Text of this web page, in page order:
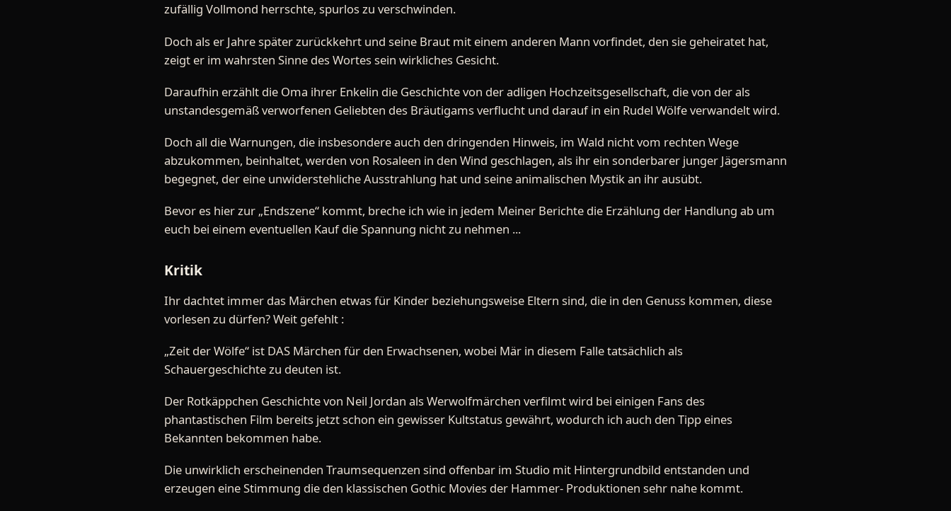
zufällig Vollmond herrschte, spurlos zu verschwinden.
Doch als er Jahre später zurückkehrt und seine Braut mit einem anderen Mann vorfindet, den sie geheiratet hat,
zeigt er im wahrsten Sinne des Wortes sein wirkliches Gesicht.
Daraufhin erzählt die Oma ihrer Enkelin die Geschichte von der adligen Hochzeitsgesellschaft, die von der als
unstandesgemäß verworfenen Geliebten des Bräutigams verflucht und darauf in ein Rudel Wölfe verwandelt wird.
Doch all die Warnungen, die insbesondere auch den dringenden Hinweis, im Wald nicht vom rechten Wege
abzukommen, beinhaltet, werden von Rosaleen in den Wind geschlagen, als ihr ein sonderbarer junger Jägersmann
begegnet, der eine unwiderstehliche Ausstrahlung hat und seine animalischen Mystik an ihr ausübt.
Bevor es hier zur „Endszene“ kommt, breche ich wie in jedem Meiner Berichte die Erzählung der Handlung ab um
euch bei einem eventuellen Kauf die Spannung nicht zu nehmen ...
Kritik
Ihr dachtet immer das Märchen etwas für Kinder beziehungsweise Eltern sind, die in den Genuss kommen, diese
vorlesen zu dürfen? Weit gefehlt :
„Zeit der Wölfe“ ist DAS Märchen für den Erwachsenen, wobei Mär in diesem Falle tatsächlich als
Schauergeschichte zu deuten ist.
Der Rotkäppchen Geschichte von Neil Jordan als Werwolfmärchen verfilmt wird bei einigen Fans des
phantastischen Film bereits jetzt schon ein gewisser Kultstatus gewährt, wodurch ich auch den Tipp eines
Bekannten bekommen habe.
Die unwirklich erscheinenden Traumsequenzen sind offenbar im Studio mit Hintergrundbild entstanden und
erzeugen eine Stimmung die den klassischen Gothic Movies der Hammer- Produktionen sehr nahe kommt.